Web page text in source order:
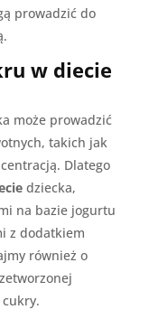
prowadzić do
w diecie
może prowadzić
takich jak
Dlatego
dziecka,
na bazie jogurtu
z dodatkiem
również o